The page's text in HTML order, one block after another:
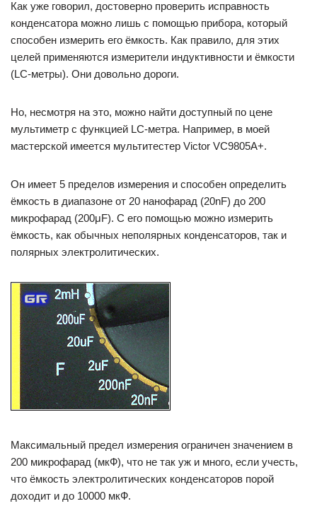
Как уже говорил, достоверно проверить исправность
конденсатора можно лишь с помощью прибора, который
способен измерить его ёмкость. Как правило, для этих
целей применяются измерители индуктивности и ёмкости
(LC-метры). Они довольно дороги.
Но, несмотря на это, можно найти доступный по цене
мультиметр с функцией LC-метра. Например, в моей
мастерской имеется мультитестер Victor VC9805A+.
Он имеет 5 пределов измерения и способен определить
ёмкость в диапазоне от 20 нанофарад (20nF) до 200
микрофарад (200μF). С его помощью можно измерить
ёмкость, как обычных неполярных конденсаторов, так и
полярных электролитических.
Максимальный предел измерения ограничен значением в
200 микрофарад (мкФ), что не так уж и много, если учесть,
что ёмкость электролитических конденсаторов порой
доходит и до 10000 мкФ.